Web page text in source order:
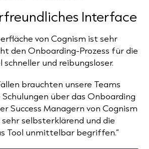
Interface
von Cognism ist sehr
den Onboarding-Prozess für die
und reibungsloser.
brauchten unsere Teams
über das Onboarding
Success Managern von Cognism
sehr selbsterklärend und die
Tool unmittelbar begriffen.“